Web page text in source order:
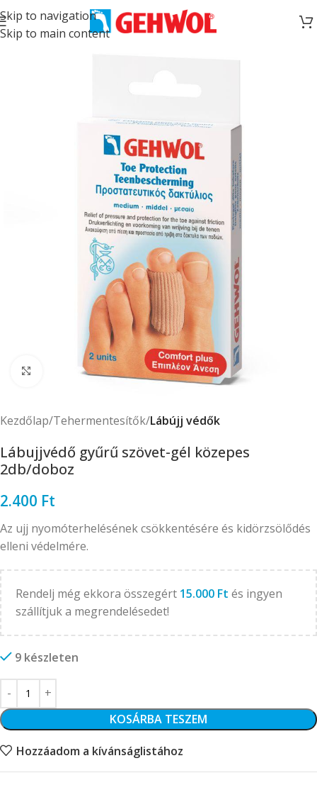
Skip to navigation
Skip to main content
Click to enlarge
Kezdőlap Tehermentesítők Lábújj védők
Lábujjvédő gyűrű szövet-gél közepes
2db/doboz
2.400 Ft
Az ujj nyomóterhelésének csökkentésére és kidörzsölődés
elleni védelmére.
Rendelj még ekkora összegért 15.000 Ft és ingyen
szállítjuk a megrendelésedet!
9 készleten
KOSÁRBA TESZEM
Hozzáadom a kívánságlistához